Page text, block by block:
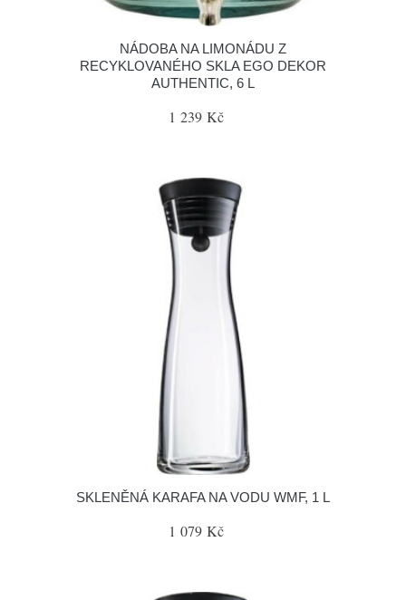
NÁDOBA NA LIMONÁDU Z
RECYKLOVANÉHO SKLA EGO DEKOR
AUTHENTIC, 6 L
1 239 Kč
SKLENĚNÁ KARAFA NA VODU WMF, 1 L
1 079 Kč